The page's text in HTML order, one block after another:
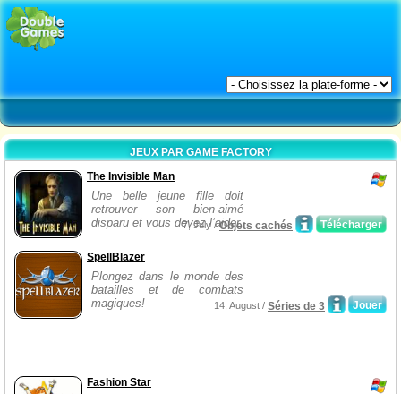
JEUX PAR GAME FACTORY
The Invisible Man
Une belle jeune fille doit
retrouver son bien-aimé
disparu et vous devez l’aider.
Télécharger
7, July /Objets cachés
SpellBlazer
Plongez dans le monde des
batailles et de combats
magiques!
Jouer
14, August / Séries de 3
Fashion Star